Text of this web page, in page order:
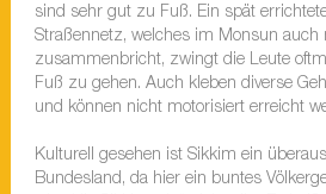
sind sehr gut zu Fuß. Ein spät
Straßennetz, welches im Monsun auch
zusammenbricht, zwingt die Leute
Fuß zu gehen. Auch kleben diverse
und können nicht motorisiert erreicht
Kulturell gesehen ist Sikkim ein
Bundesland, da hier ein buntes